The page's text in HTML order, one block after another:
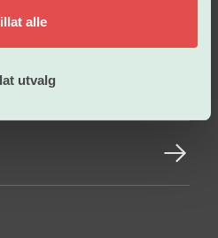
alle
utvalg